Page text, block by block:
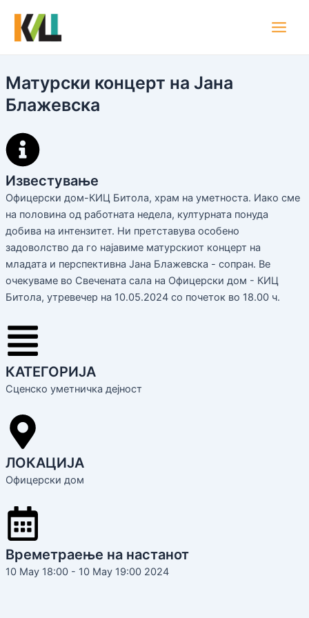
content
Матурски концерт на Јана
Блажевска
Известување
Офицерски дом-КИЦ Битола, храм на уметноста. Иако сме
на половина од работната недела, културната понуда
добива на интензитет. Ни претставува особено
задоволство да го најавиме матурскиот концерт на
младата и перспективна Јана Блажевска - сопран. Ве
очекуваме во Свечената сала на Офицерски дом - КИЦ
Битола, утревечер на 10.05.2024 со почеток во 18.00 ч.
КАТЕГОРИЈА
Сценско уметничка дејност
ЛОКАЦИЈА
Офицерски дом
Времетраење на настанот
10 May 18:00 - 10 May 19:00 2024